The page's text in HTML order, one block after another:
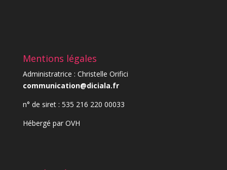
Mentions légales
Administratrice : Christelle Orifici
communication@diciala.fr
n° de siret : 535 216 220 00033
Hébergé par OVH